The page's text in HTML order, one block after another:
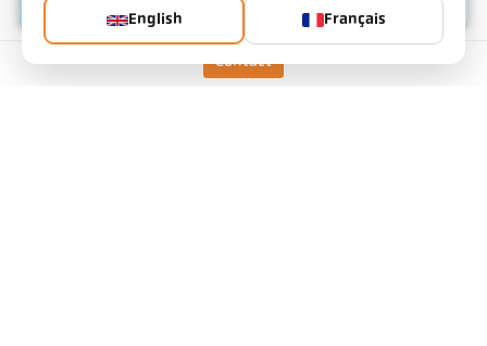
Contact
IO-Link
English Français